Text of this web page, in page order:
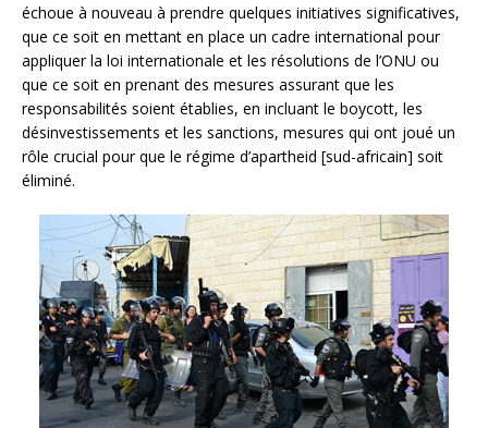
échoue à nouveau à prendre quelques initiatives significatives,
que ce soit en mettant en place un cadre international pour
appliquer la loi internationale et les résolutions de l’ONU ou
que ce soit en prenant des mesures assurant que les
responsabilités soient établies, en incluant le boycott, les
désinvestissements et les sanctions, mesures qui ont joué un
rôle crucial pour que le régime d’apartheid [sud-africain] soit
éliminé.